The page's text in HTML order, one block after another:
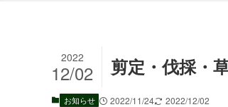
剪定・伐採・
2022
12/02
お知らせ 2022/11/24 2022/12/02